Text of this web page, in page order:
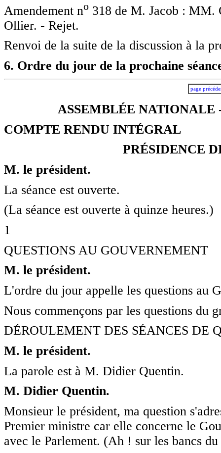
Amendement no 318 de M. Jacob : MM.
Ollier. - Rejet.
Renvoi de la suite de la discussion à la
6. Ordre du jour de la prochaine
page
ASSEMBLÉE NATIONALE
COMPTE RENDU INTÉGRAL
PRÉSIDENCE
M. le président.
La séance est ouverte.
(La séance est ouverte à quinze heures.)
1
QUESTIONS AU GOUVERNEMENT
M. le président.
L'ordre du jour appelle les questions au
Nous commençons par les questions du
DÉROULEMENT DES SÉANCES DE
M. le président.
La parole est à M. Didier Quentin.
M. Didier Quentin.
Monsieur le président, ma question
Premier ministre car elle concerne le
avec le Parlement. (Ah ! sur les bancs